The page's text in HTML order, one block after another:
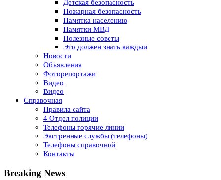
Детская безопасность
Пожарная безопасность
Памятка населению
Памятки МВД
Полезные советы
Это должен знать каждый
Новости
Объявления
Фоторепортажи
Видео
Видео
Справочная
Правила сайта
4 Отдел полиции
Телефоны горячие линии
Экстренные службы (телефоны)
Телефоны справочной
Контакты
Breaking News